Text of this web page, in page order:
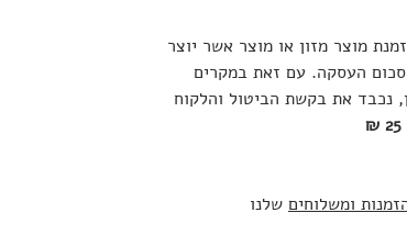
מוצר מזון או מוצר אשר יוצר
סכום העסקה. עם זאת במקרים
נכבד את בקשת הביטול והלקוח
ומשלוחים שלנו